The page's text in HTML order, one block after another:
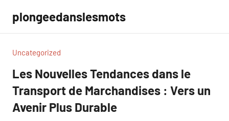
contenu
plongeedanslesmots
Uncategorized
Les Nouvelles Tendances dans le
Transport de Marchandises : Vers un
Avenir Plus Durable